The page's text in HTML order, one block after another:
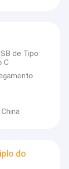
de Tipo
C
do